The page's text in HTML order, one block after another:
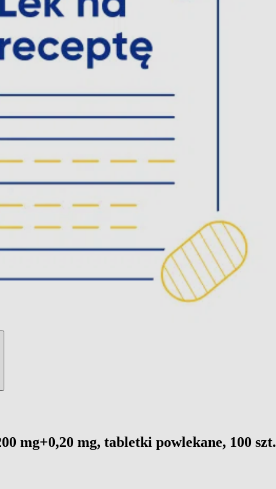
mg+0,20 mg, tabletki powlekane, 100 szt.